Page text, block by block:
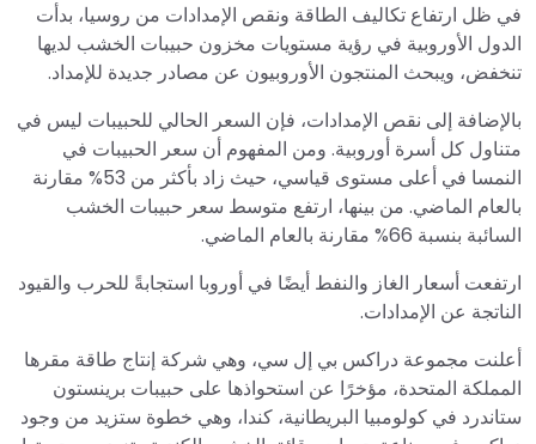
في ظل ارتفاع تكاليف الطاقة ونقص الإمدادات من روسيا، بدأت
الدول الأوروبية في رؤية مستويات مخزون حبيبات الخشب لديها
تنخفض، ويبحث المنتجون الأوروبيون عن مصادر جديدة للإمداد.
بالإضافة إلى نقص الإمدادات، فإن السعر الحالي للحبيبات ليس في
متناول كل أسرة أوروبية. ومن المفهوم أن سعر الحبيبات في
النمسا في أعلى مستوى قياسي، حيث زاد بأكثر من 53% مقارنة
بالعام الماضي. من بينها، ارتفع متوسط سعر حبيبات الخشب
السائبة بنسبة 66% مقارنة بالعام الماضي.
ارتفعت أسعار الغاز والنفط أيضًا في أوروبا استجابةً للحرب والقيود
الناتجة عن الإمدادات.
أعلنت مجموعة دراكس بي إل سي، وهي شركة إنتاج طاقة مقرها
المملكة المتحدة، مؤخرًا عن استحواذها على حبيبات برينستون
ستاندرد في كولومبيا البريطانية، كندا، وهي خطوة ستزيد من وجود